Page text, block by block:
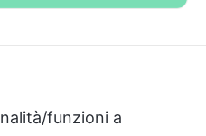
funzioni a